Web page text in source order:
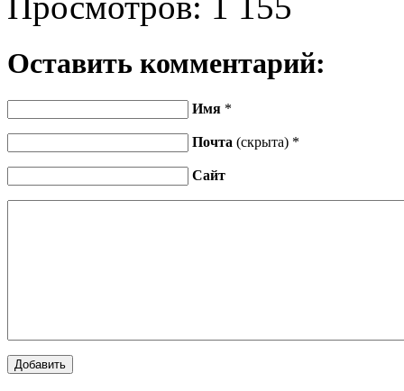
Оставить комментарий:
Имя *
Почта (скрыта) *
Сайт